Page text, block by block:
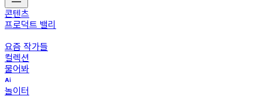
콘텐츠
프로덕트 밸리
요즘 작가들
컬렉션
물어봐
놀이터